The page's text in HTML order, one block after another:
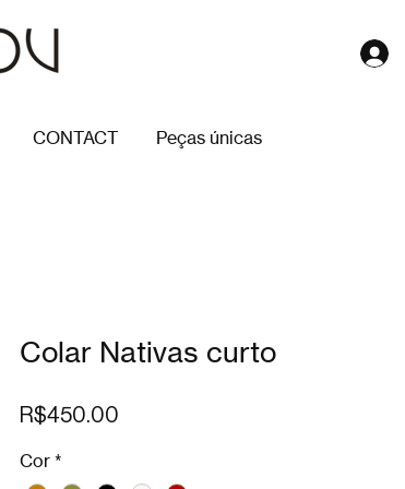
CONTACT Peças únicas
Colar Nativas curto
R$450.00
Cor *